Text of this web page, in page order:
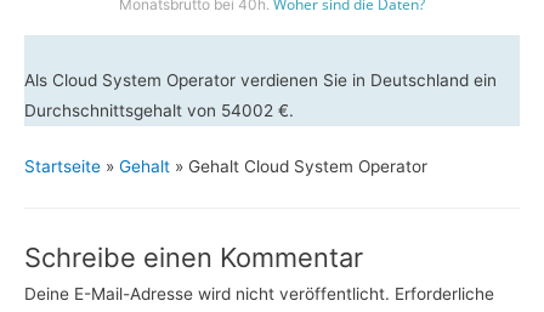
Monatsbrutto bei 40h.
Als Cloud System Operator verdienen Sie in Deutschland ein
Durchschnittsgehalt von 54002 €.
Startseite » Gehalt » Gehalt Cloud System Operator
Schreibe einen Kommentar
Deine E-Mail-Adresse wird nicht veröffentlicht. Erforderliche